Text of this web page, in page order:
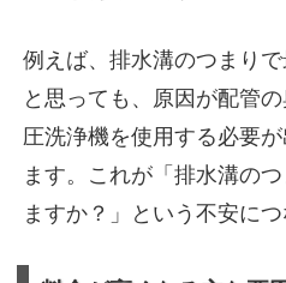
例えば、排水溝のつまり
と思っても、原因が配管
圧洗浄機を使用する必要
ます。これが「排水溝の
ますか？」という不安に